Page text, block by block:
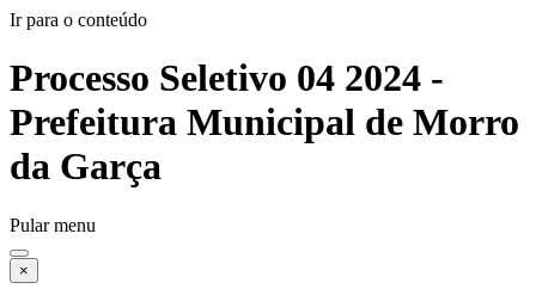
Ir para o conteúdo
Processo Seletivo 04 2024 -
Prefeitura Municipal de Morro
da Garça
Pular menu
×